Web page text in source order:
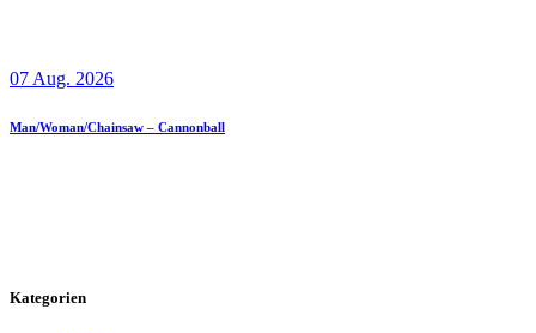
07 Aug. 2026
Man/Woman/Chainsaw – Cannonball
Kategorien